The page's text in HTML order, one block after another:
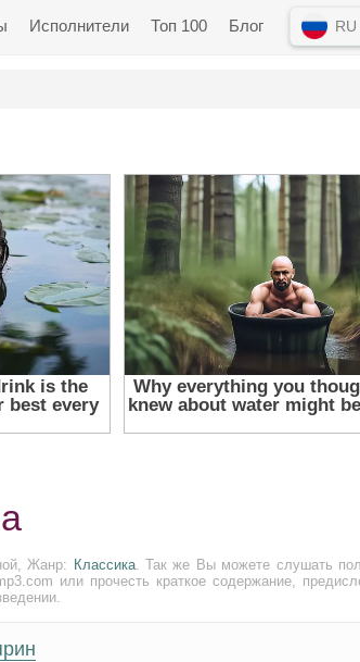
Исполнители Топ 100 Блог RU
Жанр: Классика. Так же Вы можете слушать
или прочесть краткое содержание,